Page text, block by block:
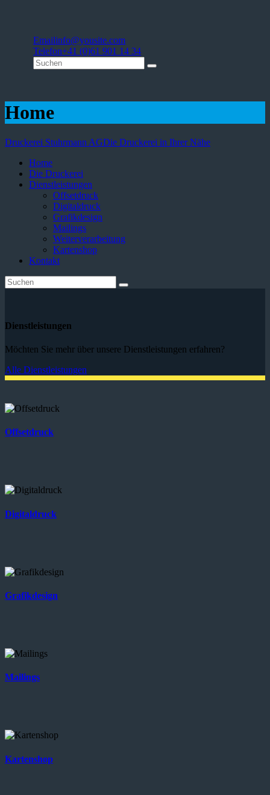
Emailinfo@yousite.com
Telefon+41 (0)61 901 14 34
Home
Druckerei Stuhrmann AGDie Druckerei in Ihrer Nähe
Home
Die Druckerei
Dienstleistungen
Offsetdruck
Digitaldruck
Grafikdesign
Mailings
Weiterverarbeitung
Kartenshop
Kontakt
Dienstleistungen
Möchten Sie mehr über unsere Dienstleistungen erfahren?
Alle Dienstleistungen
Offsetdruck
Digitaldruck
Grafikdesign
Mailings
Kartenshop